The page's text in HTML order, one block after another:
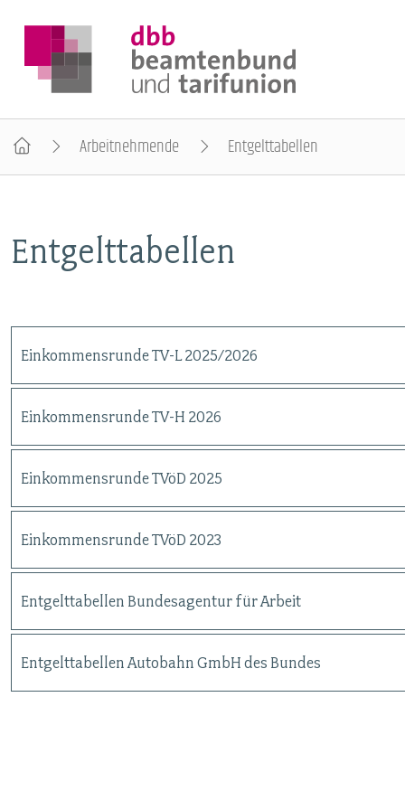
BEAMTINNEN & BEAMTE
ARBEITNEHMENDE
POLITIK & POSITIONEN
MITBESTIMMUNG
MITGLIEDSCHAFT & SERVICE
Arbeitnehmende Entgelttabellen
Entgelttabellen
Einkommensrunde TV-L 2025/2026
Einkommensrunde TV-H 2026
Einkommensrunde TVöD 2025
Einkommensrunde TVöD 2023
Entgelttabellen Bundesagentur für Arbeit
Entgelttabellen Autobahn GmbH des Bundes